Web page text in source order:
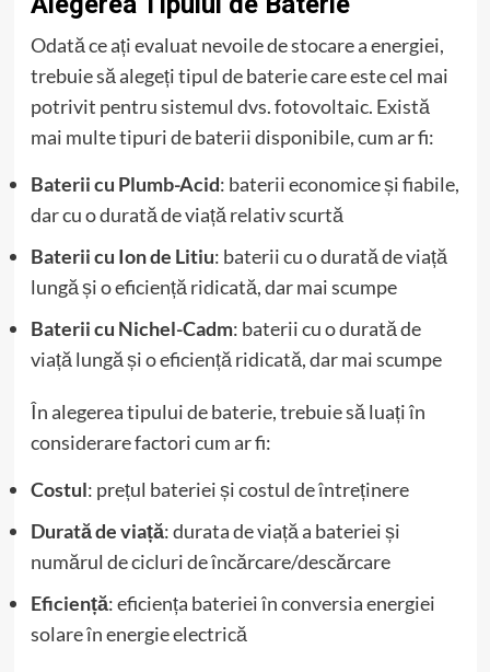
Odată ce ați evaluat nevoile de stocare a energiei,
trebuie să alegeți tipul de baterie care este cel mai
potrivit pentru sistemul dvs. fotovoltaic. Există
mai multe tipuri de baterii disponibile, cum ar fi:
Baterii cu Plumb-Acid: baterii economice și fiabile,
dar cu o durată de viață relativ scurtă
Baterii cu Ion de Litiu: baterii cu o durată de viață
lungă și o eficiență ridicată, dar mai scumpe
Baterii cu Nichel-Cadm: baterii cu o durată de
viață lungă și o eficiență ridicată, dar mai scumpe
În alegerea tipului de baterie, trebuie să luați în
considerare factori cum ar fi:
Costul: prețul bateriei și costul de întreținere
Durată de viață: durata de viață a bateriei și
numărul de cicluri de încărcare/descărcare
Eficiență: eficiența bateriei în conversia energiei
solare în energie electrică